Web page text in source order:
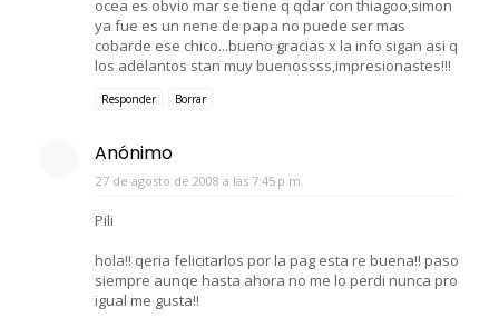
ocea es obvio mar se tiene q qdar con thiagoo,simon
ya fue es un nene de papa no puede ser mas
cobarde ese chico...bueno gracias x la info sigan asi q
los adelantos stan muy buenossss,impresionastes!!!
Responder Borrar
Anónimo
27 de agosto de 2008 a las 7:45 p.m.
Pili
hola!! qeria felicitarlos por la pag esta re buena!! paso
siempre aunqe hasta ahora no me lo perdi nunca pro
igual me gusta!!